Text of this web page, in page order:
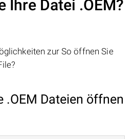
Ihre Datei .OEM?
zur So öffnen Sie
.OEM Dateien öffnen